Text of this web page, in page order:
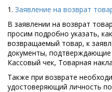
1. Заявление на возврат
В заявлении на возврат
просим подробно указать,
возвращаемый товар, к
документы, подтверждающие
Кассовый чек, Товарная
Также при возврате
удостоверяющий личность